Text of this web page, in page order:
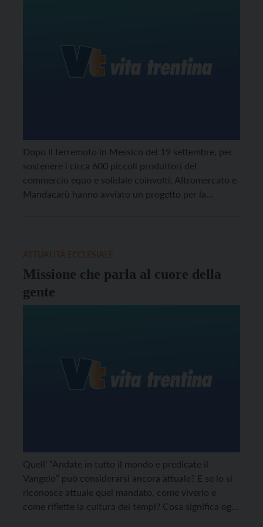
Dopo il terremoto in Messico del 19 settembre, per
sostenere i circa 600 piccoli produttori del
commercio equo e solidale coinvolti, Altromercato e
Mandacarù hanno avviato un progetto per la
Missione che parla al cuore della
gente
Quell' “Andate in tutto il mondo e predicate il
Vangelo” può considerarsi ancora attuale? E se lo si
riconosce attuale quel mandato, come viverlo e
come riflette la cultura dei tempi? Cosa significa oggi